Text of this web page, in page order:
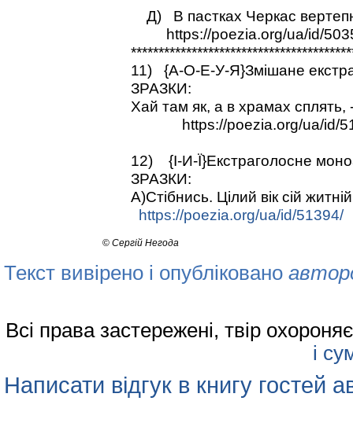
Д) В пастках Черкас
https://poezia.org/ua/id/
11) {А-О-Е-У-Я}Змішане
ЗРАЗКИ:
Хай там як, а в храмах сплять,
https://poezia.org/ua/id/
12) {І-И-Ї}Екстраголосне
ЗРАЗКИ:
А)Стібнись. Цілий вік сій
https://poezia.org/ua/id/51394/
© Сергій Негода
Текст вивірено і опубліковано
Всі права застережені, твір
і
Написати відгук в книгу гостей